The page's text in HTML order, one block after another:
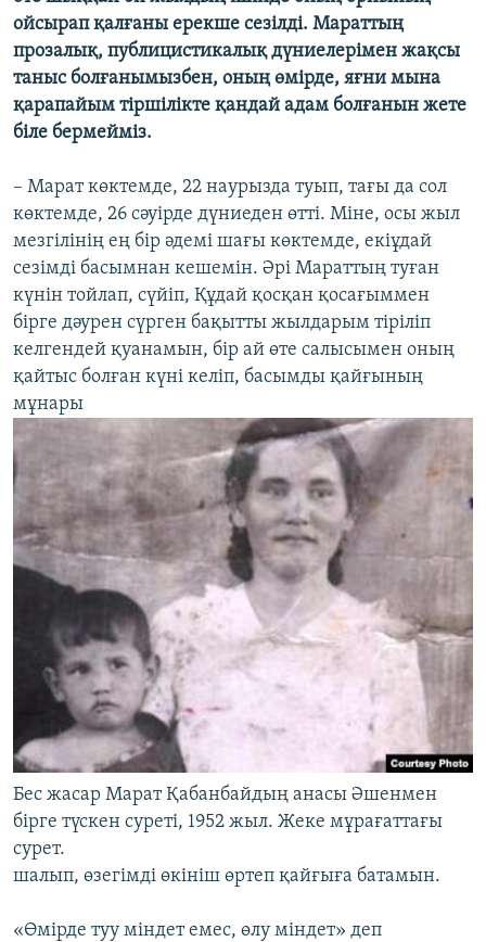
ойсырап қалғаны ерекше сезілді. Мараттың
прозалық, публицистикалық дүниелерімен жақсы
таныс болғанымызбен, оның өмірде, яғни мына
қарапайым тіршілікте қандай адам болғанын жете
біле бермейміз.
– Марат көктемде, 22 наурызда туып, тағы да сол
көктемде, 26 сәуірде дүниеден өтті. Міне, осы жыл
мезгілінің ең бір әдемі шағы көктемде, екіұдай
сезімді басымнан кешемін. Әрі Мараттың туған
күнін тойлап, сүйіп, Құдай қосқан қосағыммен
бірге дәурен сүрген бақытты жылдарым тіріліп
келгендей қуанамын, бір ай өте салысымен оның
қайтыс болған күні келіп, басымды қайғының
мұнары
Бес жасар Марат Қабанбайдың анасы Әшенмен
бірге түскен суреті, 1952 жыл. Жеке мұрағаттағы
сурет.
шалып, өзегімді өкініш өртеп қайғыға батамын.
«Өмірде туу міндет емес, өлу міндет» деп